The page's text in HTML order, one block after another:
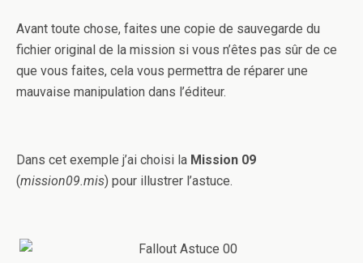
Avant toute chose, faites une copie de sauvegarde du
fichier original de la mission si vous n’êtes pas sûr de ce
que vous faites, cela vous permettra de réparer une
mauvaise manipulation dans l’éditeur.
Dans cet exemple j’ai choisi la Mission 09
(mission09.mis) pour illustrer l’astuce.